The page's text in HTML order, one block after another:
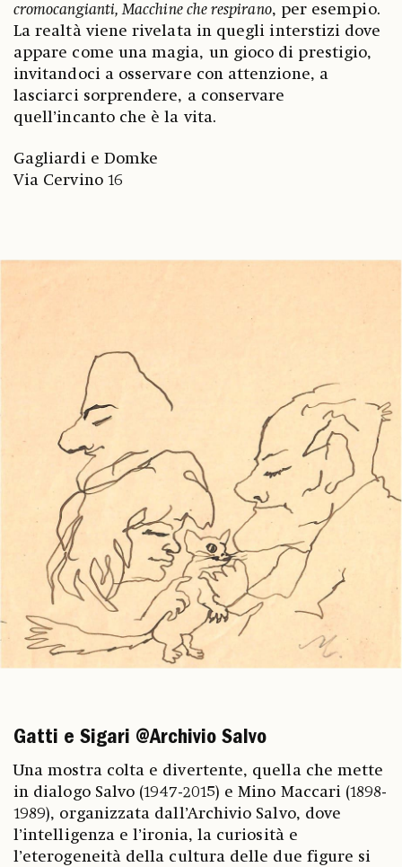
cromocangianti, Macchine che respirano, per esempio.
La realtà viene rivelata in quegli interstizi dove
appare come una magia, un gioco di prestigio,
invitandoci a osservare con attenzione, a
lasciarci sorprendere, a conservare
quell’incanto che è la vita.
Gagliardi e Domke
Via Cervino 16
Gatti e Sigari @Archivio Salvo
Una mostra colta e divertente, quella che mette
in dialogo Salvo (1947-2015) e Mino Maccari (1898-
1989), organizzata dall’Archivio Salvo, dove
l’intelligenza e l’ironia, la curiosità e
l’eterogeneità della cultura delle due figure si